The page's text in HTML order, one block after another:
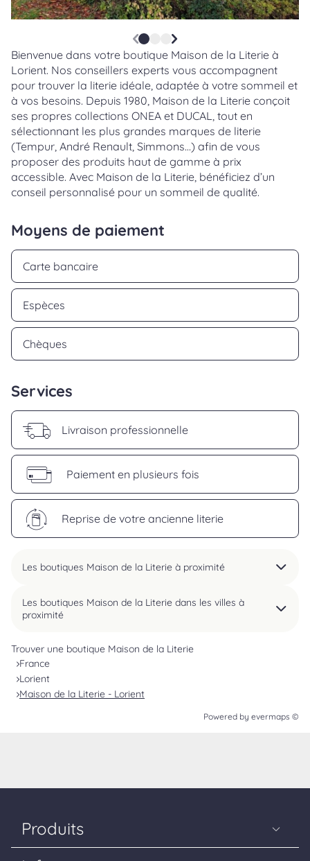
Bienvenue dans votre boutique Maison de la Literie à
Lorient. Nos conseillers experts vous accompagnent
pour trouver la literie idéale, adaptée à votre sommeil et
à vos besoins. Depuis 1980, Maison de la Literie conçoit
ses propres collections ONEA et DUCAL, tout en
sélectionnant les plus grandes marques de literie
(Tempur, André Renault, Simmons…) afin de vous
proposer des produits haut de gamme à prix
accessible. Avec Maison de la Literie, bénéficiez d’un
conseil personnalisé pour un sommeil de qualité.
Moyens de paiement
Carte bancaire
Espèces
Chèques
Services
Livraison professionnelle
Paiement en plusieurs fois
Reprise de votre ancienne literie
Les boutiques Maison de la Literie à proximité
Les boutiques Maison de la Literie dans les villes à
proximité
Trouver une boutique Maison de la Literie
France
Lorient
Maison de la Literie - Lorient
Powered by evermaps ©
Produits
Matelas